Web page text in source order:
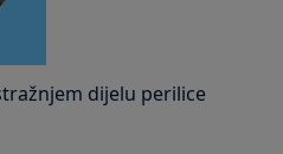
dijelu perilice